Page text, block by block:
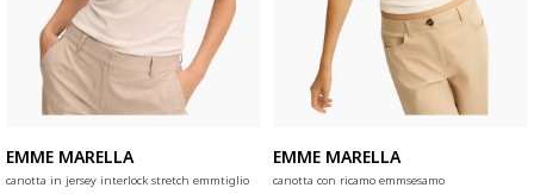
EMME MARELLA
canotta in jersey interlock stretch emmtiglio
EMME MARELLA
canotta con ricamo emmsesamo